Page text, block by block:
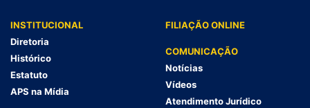
INSTITUCIONAL
Diretoria
Histórico
Estatuto
APS na Mídia
FILIAÇÃO ONLINE
COMUNICAÇÃO
Notícias
Vídeos
Atendimento Jurídico